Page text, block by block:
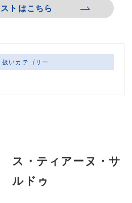
トはこちら
扱いカテゴリー
ス・ティアーヌ・サ
ルドゥ